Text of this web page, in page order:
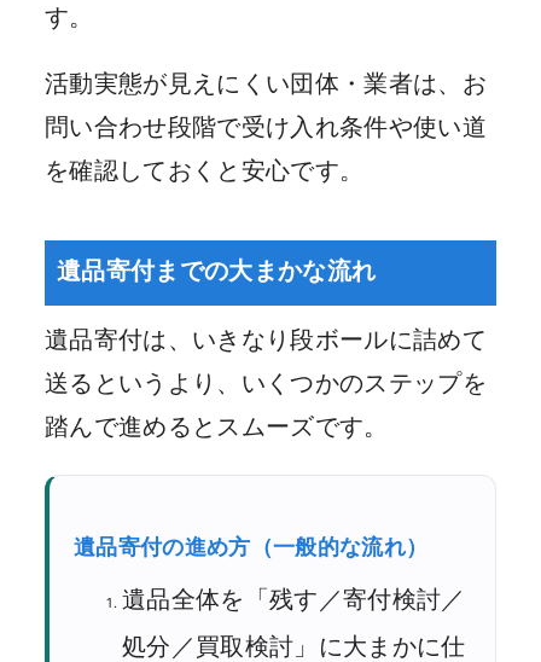
す。
活動実態が見えにくい団体・業者は、お
問い合わせ段階で受け入れ条件や使い道
を確認しておくと安心です。
遺品寄付までの大まかな流れ
遺品寄付は、いきなり段ボールに詰めて
送るというより、いくつかのステップを
踏んで進めるとスムーズです。
遺品寄付の進め方（一般的な流れ）
遺品全体を「残す／寄付検討／
処分／買取検討」に大まかに仕